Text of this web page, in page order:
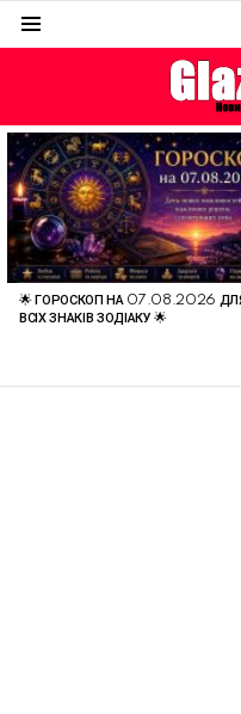
ОСТАННІ
СТАТТІ
🌟 ГОРОСКОП НА 07.08.2026
ВСІХ ЗНАКІВ ЗОДІАКУ 🌟